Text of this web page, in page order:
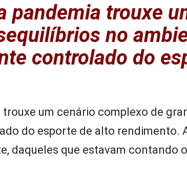
pandemia trouxe
no
controlado do
um cenário complexo de
do esporte de alto rendimento.
daqueles que estavam contando